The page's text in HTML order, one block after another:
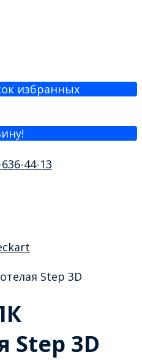
избранных
44-13
Step 3D
Step 3D